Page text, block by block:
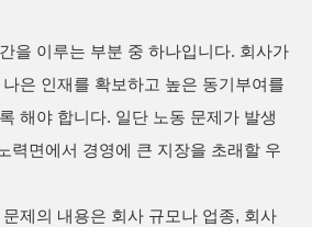
을 이루는 부분 중 하나입니다. 회사가
은 인재를 확보하고 높은 동기부여를
해야 합니다. 일단 노동 문제가 발생
력면에서 경영에 큰 지장을 초래할 우
제의 내용은 회사 규모나 업종, 회사